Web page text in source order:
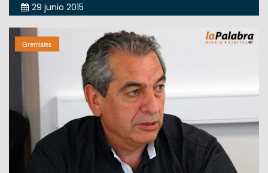
29 junio 2015
Gremiales